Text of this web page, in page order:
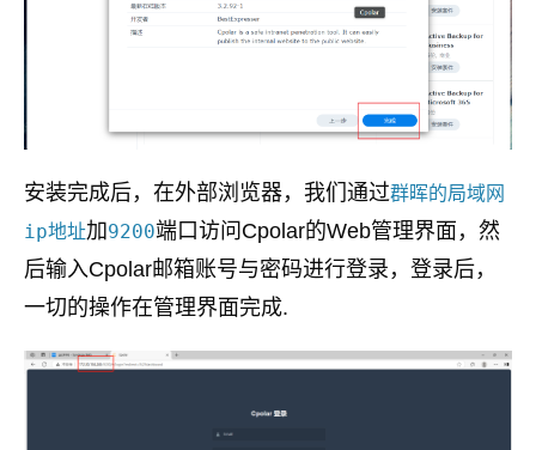
安装完成后，在外部浏览器，我们通过群晖的局域网
ip地址加 9200端口访问Cpolar的Web管理界面，然
后输入Cpolar邮箱账号与密码进行登录，登录后，
一切的操作在管理界面完成.